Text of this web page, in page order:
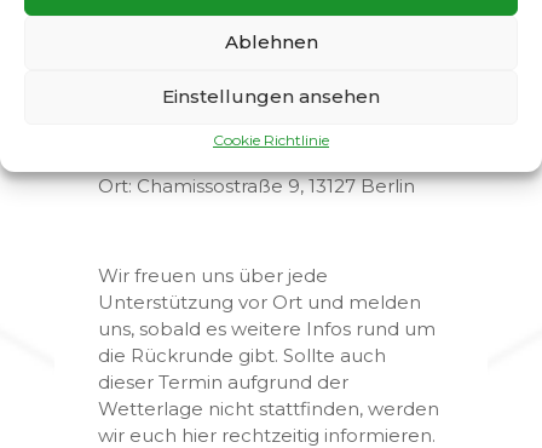
Ablehnen
Einstellungen ansehen
Cookie Richtlinie
Ort:Chamissostraße 9, 13127 Berlin
Wir freuen uns über jede
Unterstützung vor Ort und melden
uns, sobald es weitere Infos rund um
die Rückrunde gibt. Sollte auch
dieser Termin aufgrund der
Wetterlage nicht stattfinden, werden
wir euch hier rechtzeitig informieren.